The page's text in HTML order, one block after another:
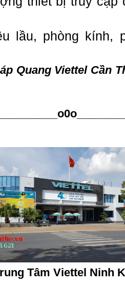
lầu, phòng kính,
Quang Viettel Cần
Tâm Viettel Ninh